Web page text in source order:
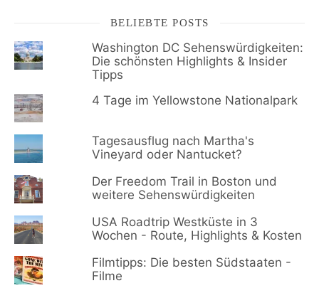
BELIEBTE POSTS
Washington DC Sehenswürdigkeiten:
Die schönsten Highlights & Insider
Tipps
4 Tage im Yellowstone Nationalpark
Tagesausflug nach Martha's
Vineyard oder Nantucket?
Der Freedom Trail in Boston und
weitere Sehenswürdigkeiten
USA Roadtrip Westküste in 3
Wochen - Route, Highlights & Kosten
Filmtipps: Die besten Südstaaten -
Filme